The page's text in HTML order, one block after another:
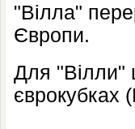
"Вілла"
Європи.
Для "Вілли"
єврокубках